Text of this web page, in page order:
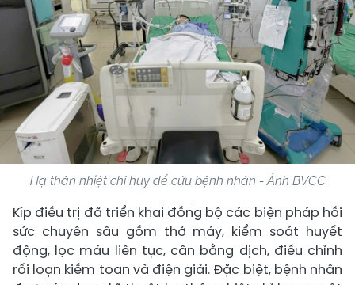
Hạ thân nhiệt chỉ huy để cứu bệnh nhân - Ảnh BVCC
Kíp điều trị đã triển khai đồng bộ các biện pháp hồi
sức chuyên sâu gồm thở máy, kiểm soát huyết
động, lọc máu liên tục, cân bằng dịch, điều chỉnh
rối loạn kiềm toan và điện giải. Đặc biệt, bệnh nhân